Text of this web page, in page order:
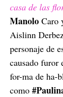
casa de las
Manolo Caro
Aislinn
personaje de
causado furor
for-ma de ha-
como